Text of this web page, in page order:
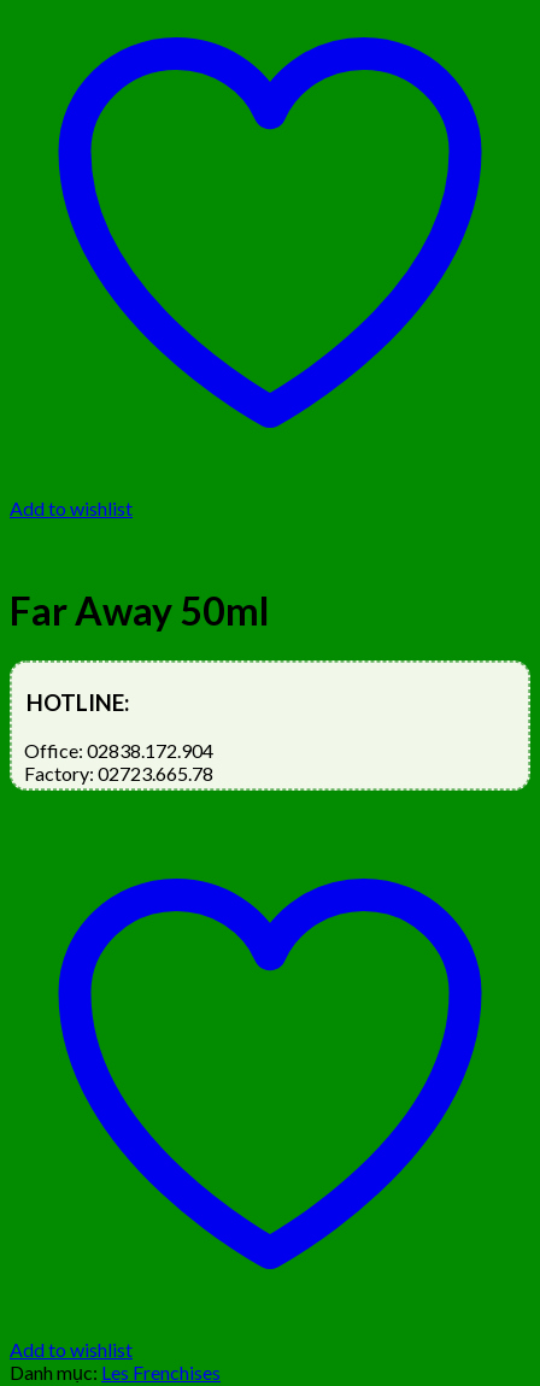
Add to wishlist
Far Away 50ml
HOTLINE:
Office: 02838.172.904
Factory: 02723.665.78
Add to wishlist
Danh mục: Les Frenchises